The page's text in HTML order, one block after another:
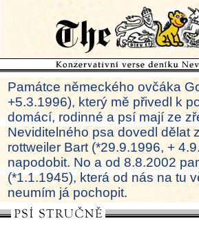
Památce německého ovčáka
+5.3.1996), který mě přivedl k
domácí, rodinné a psí mají ze
Neviditelného psa dovedl dělat
rottweiler Bart (*29.9.1996, +
napodobit. No a od 8.8.2002
(*1.1.1945), která od nás na tu
neumím já pochopit.